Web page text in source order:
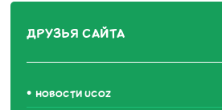
ДРУЗЬЯ САЙТА
НОВОСТИ UCOZ